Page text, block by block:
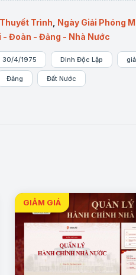
tin cơ bản về Dinh Độc Lập, vị
Mẫu
Trình Ngày Giải Phóng
- Đoàn - Đảng - Nhà Nước
30/4/1975 Dinh Độc Lập
Đảng Đất Nước